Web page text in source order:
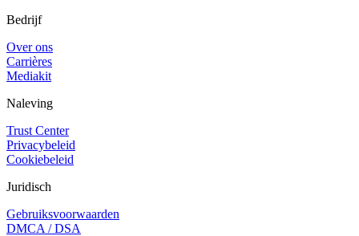
Bedrijf
Over ons
Carrières
Mediakit
Naleving
Trust Center
Privacybeleid
Cookiebeleid
Juridisch
Gebruiksvoorwaarden
DMCA / DSA